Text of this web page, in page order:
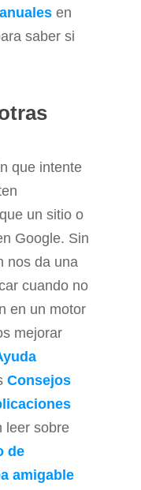
en
saber si
que intente
un sitio o
Google. Sin
nos da una
cuando no
en un motor
mejorar
Consejos
leer sobre
de
amigable